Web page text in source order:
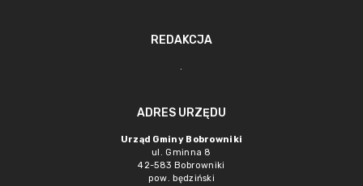
REDAKCJA
.
ADRES URZĘDU
Urząd Gminy Bobrowniki
ul. Gminna 8
42-583 Bobrowniki
pow. będziński